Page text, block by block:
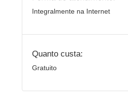
Integralmente na Internet
Quanto custa:
Gratuito